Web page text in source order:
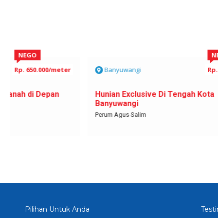
Banyuwangi Rp. 485.000.000
Hunian Exclusive Di Tengah Kota
Pilihan Untuk Anda